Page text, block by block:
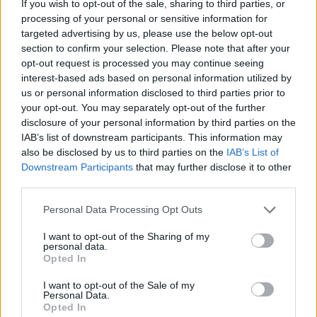
If you wish to opt-out of the sale, sharing to third parties, or
processing of your personal or sensitive information for
targeted advertising by us, please use the below opt-out
section to confirm your selection. Please note that after your
opt-out request is processed you may continue seeing
interest-based ads based on personal information utilized by
us or personal information disclosed to third parties prior to
your opt-out. You may separately opt-out of the further
disclosure of your personal information by third parties on the
IAB’s list of downstream participants. This information may
also be disclosed by us to third parties on the IAB’s List of
Downstream Participants that may further disclose it to other
Personal Data Processing Opt Outs
I want to opt-out of the Sharing of my
personal data.
Opted In
I want to opt-out of the Sale of my
Personal Data.
Opted In
Lokro said:
Разница в том что раньше повышка была за скобками и
применялась сразу ко всему урону предмета, а теперь она
вписана пятым статом в пушку.Собственно как описано
выше.
Я, конечно, могу ошибаться, но как по мне:
Dinozavr777 said:
Так я и не понял, в чем разница +100% к урону от этого
предмета, (сейчас) на 100% повышенный урон для
этого предмета (тест)?
Ни в чём
Убирают значения 33% это значение действовало если
дейтвовать будет вне зависимости от значения хп, я так
понимаю. Можно предположить что из-за сета моти и
поправили посох мага, убрав привязку в хп.
Да, именно так.
+100% на повышку и раньше было(как 5й вшитый